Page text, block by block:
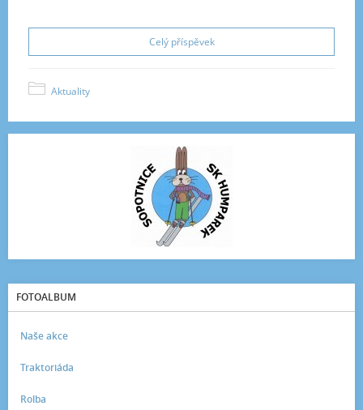
Celý příspěvek
Aktuality
FOTOALBUM
Naše akce
Traktoriáda
Rolba